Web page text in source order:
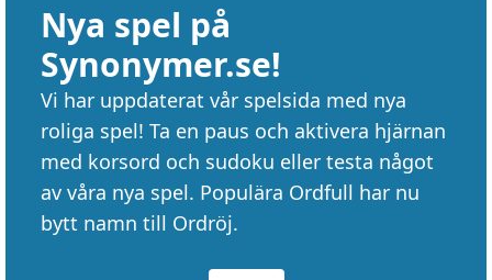
Nya spel på
Synonymer.se!
Vi har uppdaterat vår spelsida med nya
roliga spel! Ta en paus och aktivera hjärnan
med korsord och sudoku eller testa något
av våra nya spel. Populära Ordfull har nu
bytt namn till Ordröj.